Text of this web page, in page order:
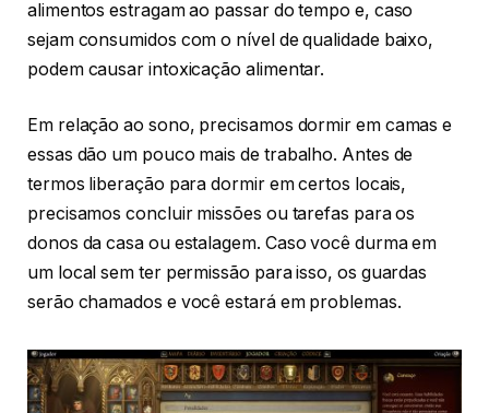
alimentos estragam ao passar do tempo e, caso
sejam consumidos com o nível de qualidade baixo,
podem causar intoxicação alimentar.
Em relação ao sono, precisamos dormir em camas e
essas dão um pouco mais de trabalho. Antes de
termos liberação para dormir em certos locais,
precisamos concluir missões ou tarefas para os
donos da casa ou estalagem. Caso você durma em
um local sem ter permissão para isso, os guardas
serão chamados e você estará em problemas.